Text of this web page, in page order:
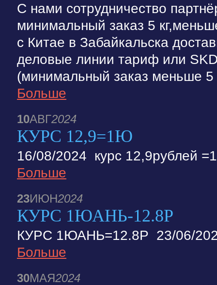
С нами сотрудничество
минимальный заказ 5
с Китае в Забайкальска
деловые линии тариф или
(минимальный заказ меньше 5
Больше
10АВГ2024
КУРС 12,9=1Ю
16/08/2024 курс 12,9рублей
Больше
23ИЮН2024
КУРС 1ЮАНЬ-12.8Р
КУРС 1ЮАНЬ=12.8Р 23/06/
Больше
30МАЯ2024